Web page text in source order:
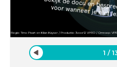
Regie: Timo Pisart en Kilian Kayser / Productie: 3voor12 VPRO / Omroep:
1 /